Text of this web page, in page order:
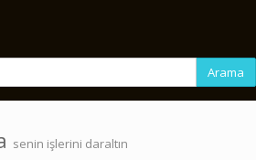
Arama
senin işlerini daraltın